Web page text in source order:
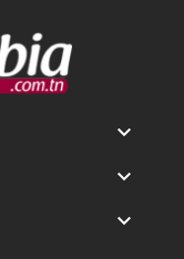


